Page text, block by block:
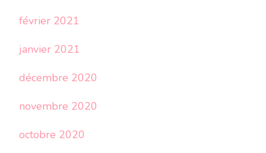
février 2021
janvier 2021
décembre 2020
novembre 2020
octobre 2020